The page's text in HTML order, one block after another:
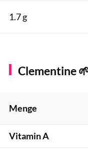
1.7 g
Clementine
Menge
Vitamin A